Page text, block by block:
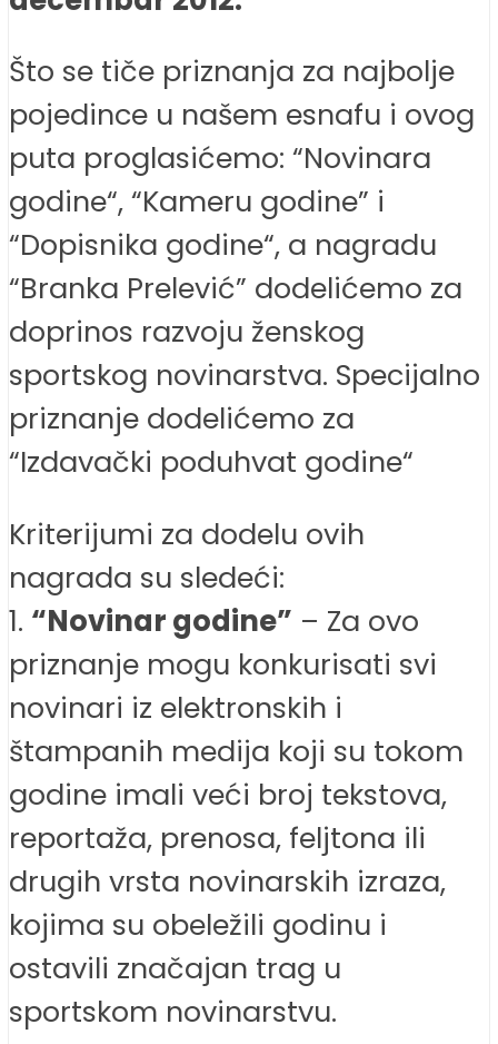
Što se tiče priznanja za najbolje
pojedince u našem esnafu i ovog
puta proglasićemo: “Novinara
godine“, “Kameru godine” i
“Dopisnika godine“, a nagradu
“Branka Prelević” dodelićemo za
doprinos razvoju ženskog
sportskog novinarstva. Specijalno
priznanje dodelićemo za
“Izdavački poduhvat godine“
Kriterijumi za dodelu ovih
nagrada su sledeći:
1. “Novinar godine” – Za ovo
priznanje mogu konkurisati svi
novinari iz elektronskih i
štampanih medija koji su tokom
godine imali veći broj tekstova,
reportaža, prenosa, feljtona ili
drugih vrsta novinarskih izraza,
kojima su obeležili godinu i
ostavili značajan trag u
sportskom novinarstvu.